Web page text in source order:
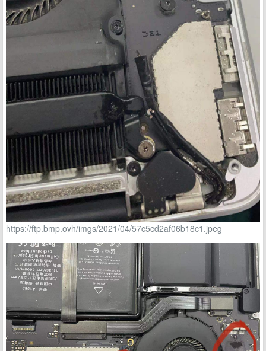
https://ftp.bmp.ovh/imgs/2021/04/57c5cd2af06b18c1.jpeg